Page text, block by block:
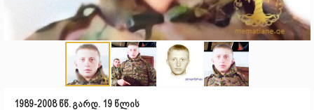
1989-2008 წწ. გარდ. 19 წლის